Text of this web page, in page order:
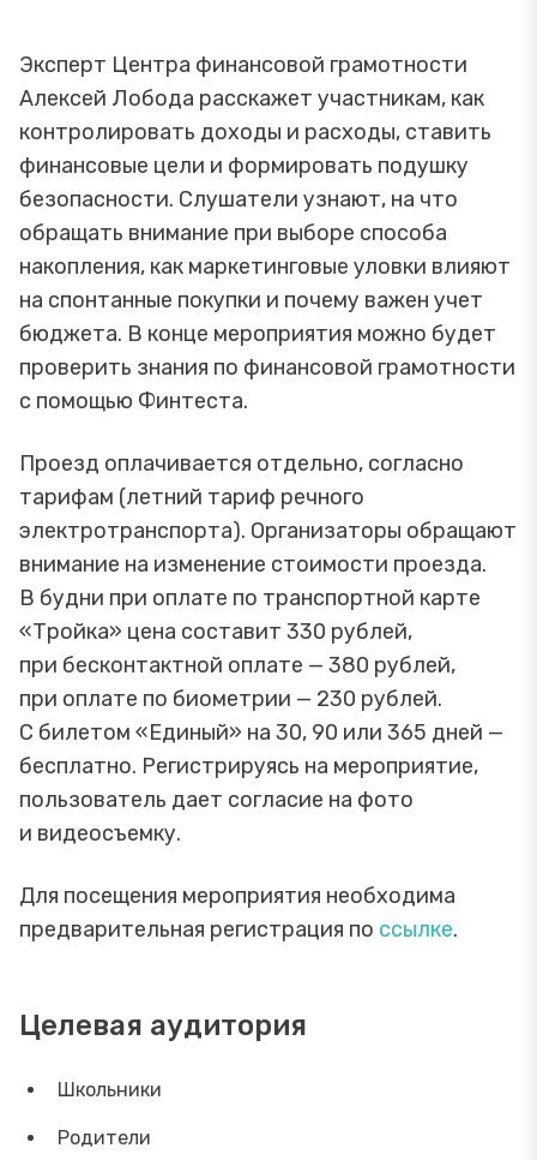
Эксперт Центра финансовой грамотности
Алексей Лобода расскажет участникам, как
контролировать доходы и расходы, ставить
финансовые цели и формировать подушку
безопасности. Слушатели узнают, на что
обращать внимание при выборе способа
накопления, как маркетинговые уловки влияют
на спонтанные покупки и почему важен учет
бюджета. В конце мероприятия можно будет
проверить знания по финансовой грамотности
с помощью Финтеста.
Проезд оплачивается отдельно, согласно
тарифам (летний тариф речного
электротранспорта). Организаторы обращают
внимание на изменение стоимости проезда.
В будни при оплате по транспортной карте
«Тройка» цена составит 330 рублей,
при бесконтактной оплате — 380 рублей,
при оплате по биометрии — 230 рублей.
С билетом «Единый» на 30, 90 или 365 дней —
бесплатно. Регистрируясь на мероприятие,
пользователь дает согласие на фото
и видеосъемку.
Для посещения мероприятия необходима
предварительная регистрация по ссылке.
Целевая аудитория
Школьники
Родители